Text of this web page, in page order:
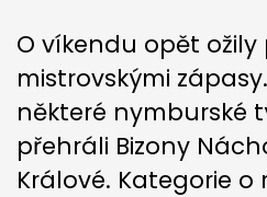
​O víkendu opět
mistrovskými
některé nymburské
přehráli Bizony
Králové. Kategorie o